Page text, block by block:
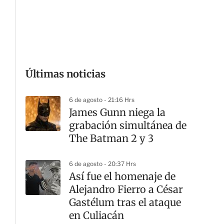
Últimas noticias
6 de agosto - 21:16 Hrs
James Gunn niega la
grabación simultánea de
The Batman 2 y 3
6 de agosto - 20:37 Hrs
Así fue el homenaje de
Alejandro Fierro a César
Gastélum tras el ataque
en Culiacán